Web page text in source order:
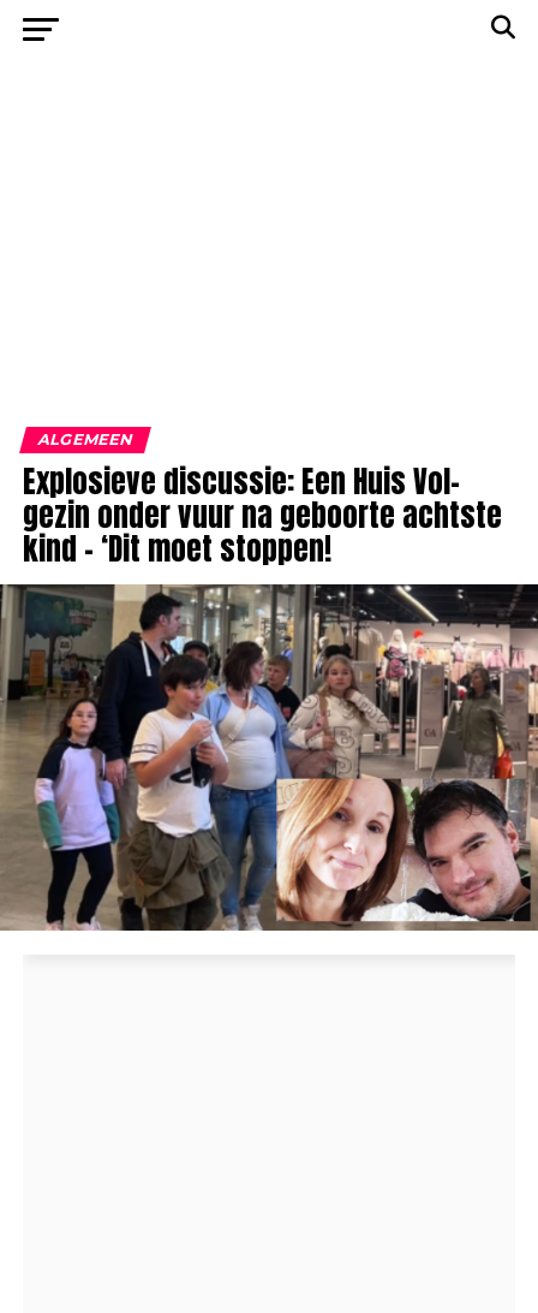
ALGEMEEN
Explosieve discussie: Een Huis Vol-
gezin onder vuur na geboorte achtste
kind – ‘Dit moet stoppen!